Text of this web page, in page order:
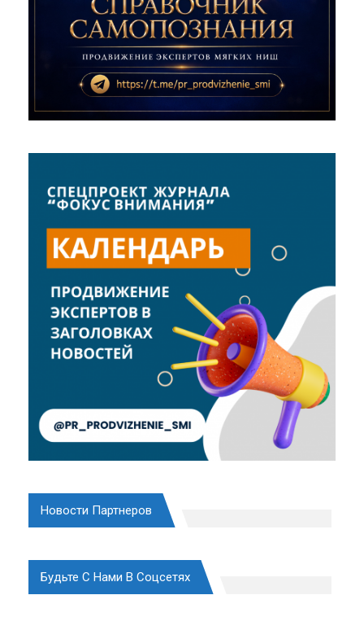
Новости Партнеров
Будьте С Нами В Соцсетях